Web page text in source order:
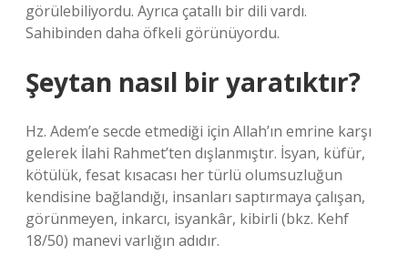
görülebiliyordu. Ayrıca çatallı bir dili vardı.
Sahibinden daha öfkeli görünüyordu.
Şeytan nasıl bir yaratıktır?
Hz. Adem’e secde etmediği için Allah’ın emrine karşı
gelerek İlahi Rahmet’ten dışlanmıştır. İsyan, küfür,
kötülük, fesat kısacası her türlü olumsuzluğun
kendisine bağlandığı, insanları saptırmaya çalışan,
görünmeyen, inkarcı, isyankâr, kibirli (bkz. Kehf
18/50) manevi varlığın adıdır.